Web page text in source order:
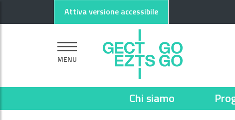
Attiva versione accessibile
MENU
Chi siamo